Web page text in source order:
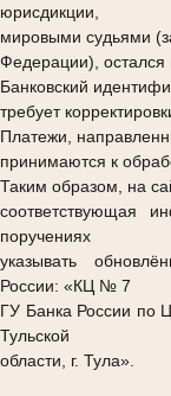
юрисдикции,
мировыми судьями
Федерации), остался
Банковский
требует
Платежи,
принимаются к
Таким образом, на
соответствующая
поручениях
указывать
России: «КЦ № 7
ГУ Банка России по
Тульской
области, г. Тула».